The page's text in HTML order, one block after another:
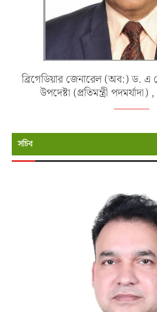
ব্রিগেডিয়ার জেনারেল (অব:) ড.
উপদেষ্টা (প্রতিমন্ত্রী পদমর্যাদা)
সচিব